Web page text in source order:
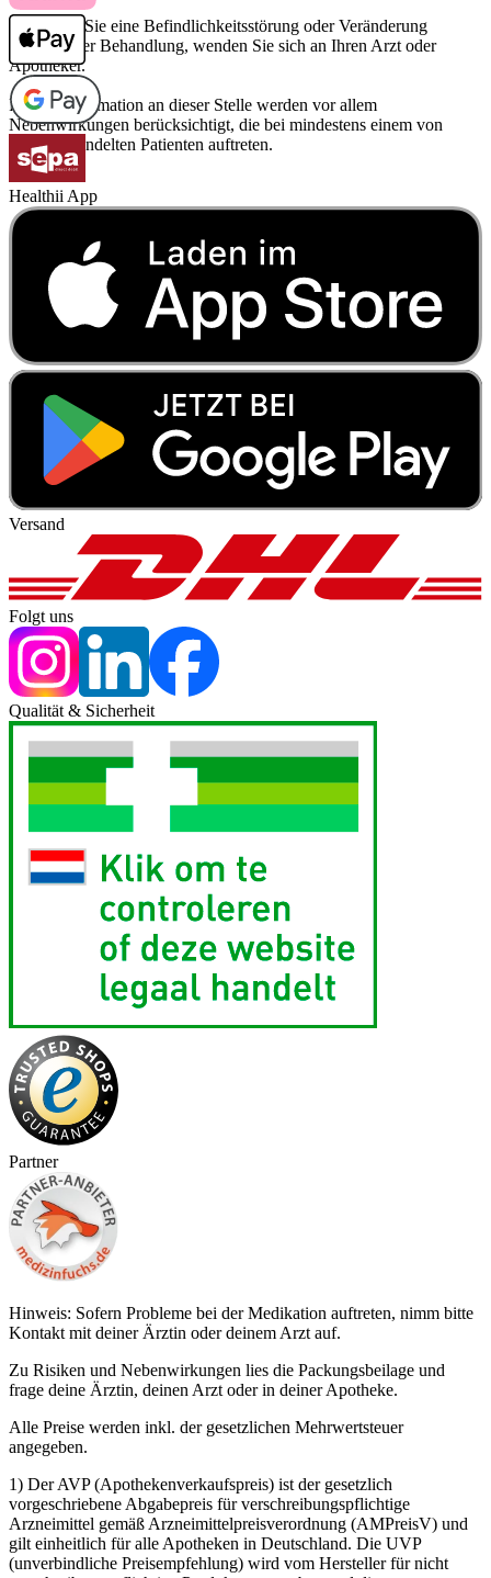
Bemerken Sie eine Befindlichkeitsstörung oder Veränderung
während der Behandlung, wenden Sie sich an Ihren Arzt oder
Apotheker.
Für die Information an dieser Stelle werden vor allem
Nebenwirkungen berücksichtigt, die bei mindestens einem von
1.000 behandelten Patienten auftreten.
Healthii App
Versand
Folgt uns
Qualität & Sicherheit
Partner
Hinweis: Sofern Probleme bei der Medikation auftreten, nimm bitte
Kontakt mit deiner Ärztin oder deinem Arzt auf.
Zu Risiken und Nebenwirkungen lies die Packungsbeilage und
frage deine Ärztin, deinen Arzt oder in deiner Apotheke.
Alle Preise werden inkl. der gesetzlichen Mehrwertsteuer
angegeben.
1) Der AVP (Apothekenverkaufspreis) ist der gesetzlich
vorgeschriebene Abgabepreis für verschreibungspflichtige
Arzneimittel gemäß Arzneimittelpreisverordnung (AMPreisV) und
gilt einheitlich für alle Apotheken in Deutschland. Die UVP
(unverbindliche Preisempfehlung) wird vom Hersteller für nicht